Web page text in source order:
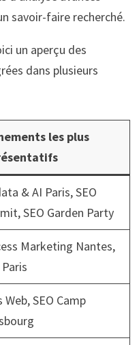
savoir-faire recherché.
un aperçu des
dans plusieurs
les plus
& AI Paris, SEO
SEO Garden Party
Marketing Nantes,
Web, SEO Camp